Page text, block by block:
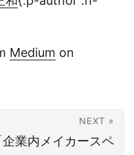
Medium on
NEXT »
企業内メイカースペ